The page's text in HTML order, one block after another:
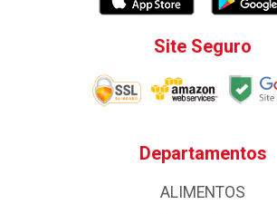
Site Seguro
Departamentos
ALIMENTOS